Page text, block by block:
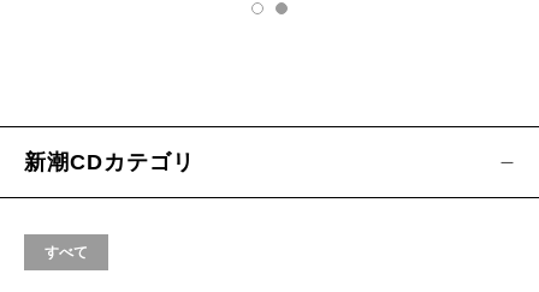
新潮CDカテゴリ
すべて